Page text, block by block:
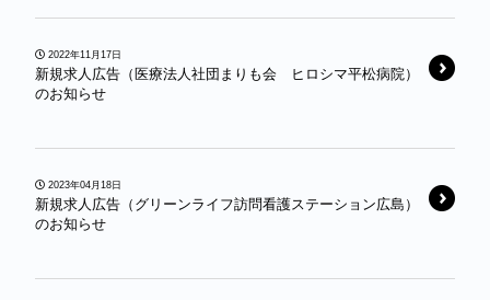
2022年11月17日
新規求人広告（医療法人社団まりも会 ヒロシマ平松病院）
のお知らせ
2023年04月18日
新規求人広告（グリーンライフ訪問看護ステーション広島）
のお知らせ